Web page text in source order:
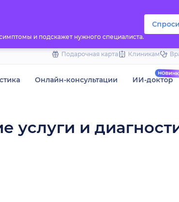
и подскажет нужного специалиста.
Подарочная карта Клиникам
Онлайн-консультации ИИ-доктор
услуги и